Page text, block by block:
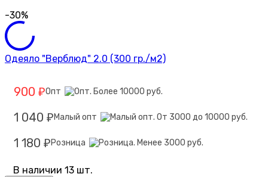
-30%
Одеяло "Верблюд" 2.0 (300 гр./м2)
900 ₽Опт
1 040 ₽ Малый опт
1 180 ₽ Розница
В наличии 13 шт.